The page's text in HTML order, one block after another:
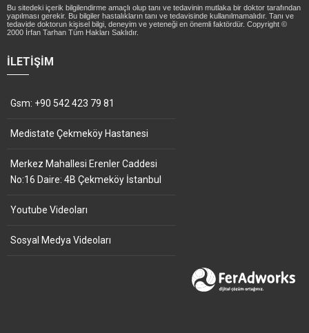
Bu sitedeki içerik bilgilendirme amaçlı olup tanı ve tedavinin mutlaka bir doktor tarafından
yapılması gerekir. Bu bilgiler hastalıkların tanı ve tedavisinde kullanılmamalıdır. Tanı ve
tedavide doktorun kişisel bilgi, deneyim ve yeteneği en önemli faktördür. Copyright ©
2000 İrfan Tarhan Tüm Hakları Saklıdır.
İLETIŞIM
Gsm: +90 542 423 79 81
Medistate Çekmeköy Hastanesi
Merkez Mahallesi Erenler Caddesi
No:16 Daire: 4B Çekmeköy İstanbul
Youtube Videoları
Sosyal Medya Videoları